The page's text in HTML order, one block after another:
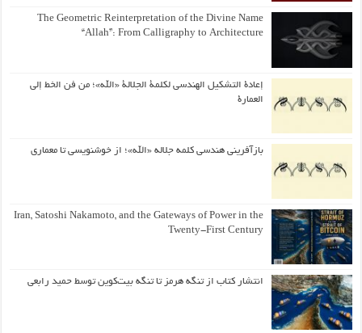
The Geometric Reinterpretation of the Divine Name
“Allah”: From Calligraphy to Architecture
إعادة التشكيل الهندسي لكلمة الجلالة «الله»؛ من فن الخط إلى
العمارة
بازآفرینی هندسی کلمه جلاله «الله»؛ از خوشنویسی تا معماری
Iran, Satoshi Nakamoto, and the Gateways of Power in the
Twenty-First Century
انتشار کتاب از تنگه هرمز تا تنگه بیت‌کوین توسط حمید رابعی